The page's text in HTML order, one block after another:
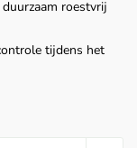
roestvrij
tijdens het